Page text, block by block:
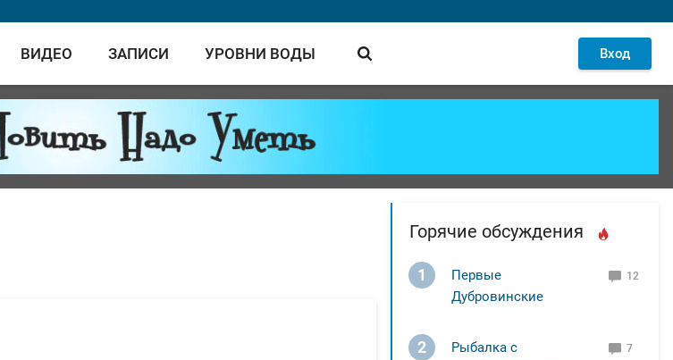
ВИДЕО ЗАПИСИ УРОВНИ ВОДЫ Вход
Горячие обсуждения
1
Первые
Дубровинские
12
2
Рыбалка с
7